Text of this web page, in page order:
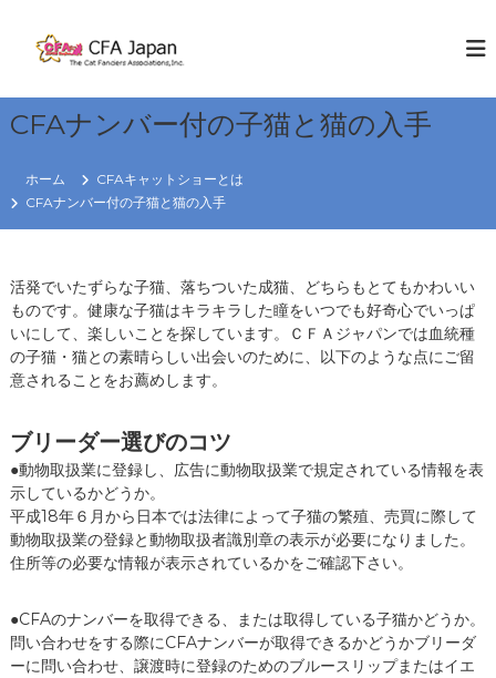
ツ
へ
ッ
J
a
p
a
g
i
o
W
A
T
CFAナンバー付の子猫と猫の入手
ホーム
CFAキャットショーとは
CFAナンバー付の子猫と猫の入手
活発でいたずらな子猫、落ちついた成猫、どちらもとてもかわいい
ものです。健康な子猫はキラキラした瞳をいつでも好奇心でいっぱ
いにして、楽しいことを探しています。ＣＦＡジャパンでは血統種
の子猫・猫との素晴らしい出会いのために、以下のような点にご留
意されることをお薦めします。
ブリーダー選びのコツ
●動物取扱業に登録し、広告に動物取扱業で規定されている情報を表
示しているかどうか。
平成18年６月から日本では法律によって子猫の繁殖、売買に際して
動物取扱業の登録と動物取扱者識別章の表示が必要になりました。
住所等の必要な情報が表示されているかをご確認下さい。
●CFAのナンバーを取得できる、または取得している子猫かどうか。
問い合わせをする際にCFAナンバーが取得できるかどうかブリーダ
ーに問い合わせ、譲渡時に登録のためのブルースリップまたはイエ